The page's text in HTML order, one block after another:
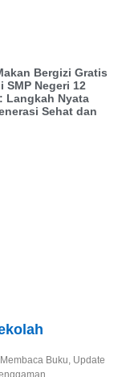
Bergizi Gratis
SMP Negeri 12
Langkah Nyata
Sehat dan
Buku, Update